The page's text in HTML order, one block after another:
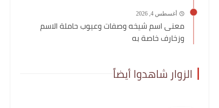
أغسطس 4, 2026
معنى اسم شيخه وصفات وعيوب حاملة الاسم
وزخارف خاصة به
الزوار شاهدوا أيضاً